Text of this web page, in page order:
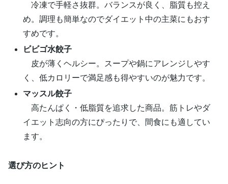
冷凍で手軽さ抜群。バランスが良く、脂質も控え
め。調理も簡単なのでダイエット中の主菜にもおす
すめです。
ビビゴ水餃子
皮が薄くヘルシー。スープや鍋にアレンジしやす
く、低カロリーで満足感も得やすいのが魅力です。
マッスル餃子
高たんぱく・低脂質を追求した商品。筋トレやダ
イエット志向の方にぴったりで、間食にも適してい
ます。
選び方のヒント